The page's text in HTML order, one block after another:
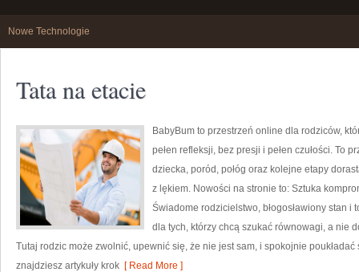
Nowe Technologie
Tata na etacie
BabyBum to przestrzeń online dla rodziców,
pełen refleksji, bez presji i pełen czułości. To
dziecka, poród, połóg oraz kolejne etapy
z lękiem. Nowości na stronie to: Sztuka
Świadome rodzicielstwo, błogosławiony stan
dla tych, którzy chcą szukać równowagi, a nie
Tutaj rodzic może zwolnić, upewnić się, że nie jest sam, i spokojnie
znajdziesz artykuły krok [ Read More ]